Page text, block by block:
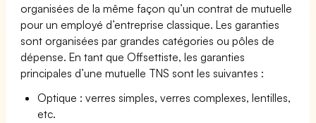
organisées de la même façon qu’un contrat de mutuelle
pour un employé d’entreprise classique. Les garanties
sont organisées par grandes catégories ou pôles de
dépense. En tant que Offsettiste, les garanties
principales d’une mutuelle TNS sont les suivantes :
Optique : verres simples, verres complexes, lentilles,
etc.